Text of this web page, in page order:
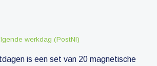
werkdag (PostNl)
is een set van 20 magnetische